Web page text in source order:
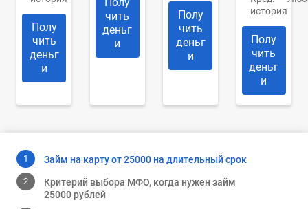
Полу
чить
деньг
и
чить
деньг
и
Полу
чить
деньг
и
история
Полу
чить
деньг
и
Займ на карту от 25000 на длительный срок
Критерий выбора МФО, когда нужен займ
25000 рублей